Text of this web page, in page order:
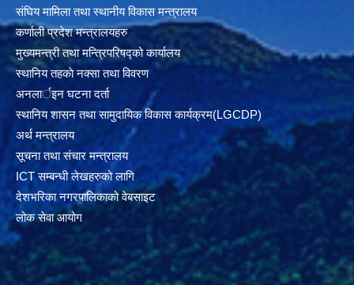
संघिय मामिला तथा स्थानीय विकास मन्त्रालय
कर्णाली प्रदेश मन्त्रालयहरु
मुख्यमन्त्री तथा मन्त्रिपरिषद्को कार्यालय
स्थानिय तहकाे नक्सा तथा विवरण
अनलार्इन घटना दर्ता
स्थानिय शासन तथा सामुदायिक विकास कार्यक्रम(LGCDP)
अर्थ मन्त्रालय
सूचना तथा संचार मन्त्रालय
ICT सम्बन्धी लेखहरुको लागि
देशभरिका नगरपालिकाको वेबसाइट
लोक सेवा आयोग